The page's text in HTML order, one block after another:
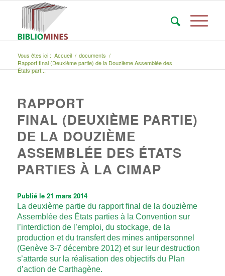
Vous êtes ici : Accueil / documents /
Rapport final (Deuxième partie) de la Douzième Assemblée des
États part...
RAPPORT
FINAL (DEUXIÈME PARTIE)
DE LA DOUZIÈME
ASSEMBLÉE DES ÉTATS
PARTIES À LA CIMAP
Publié le 21 mars 2014
La deuxième partie du rapport final de la douzième
Assemblée des États parties à la Convention sur
l’interdiction de l’emploi, du stockage, de la
production et du transfert des mines antipersonnel
(Genève 3-7 décembre 2012) et sur leur destruction
s’attarde sur la réalisation des objectifs du Plan
d’action de Carthagène.